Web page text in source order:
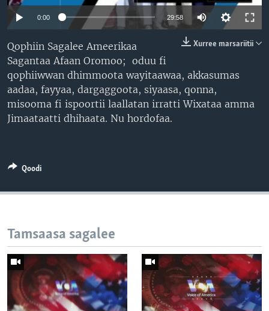
0:00 29:58
Xurree marsariitii
Qophiin Sagalee Ameerikaa
Sagantaa Afaan Oromoo; oduu fi
qophiiwwan dhimmoota wayitaawaa, akkasumas
aadaa, fayyaa, dargaggoota, siyaasa, qonna,
misooma fi ispoortii laallatan irratti Wixataa amma
Jimaataatti dhihaata. Nu hordofaa.
Qoodi
Tamsaasa sagalee